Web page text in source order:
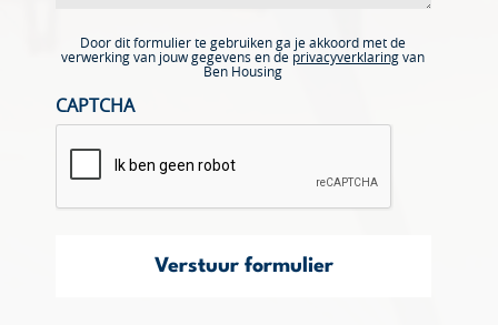
Door dit formulier te gebruiken ga je akkoord met de
verwerking van jouw gegevens en de privacyverklaring van
Ben Housing
CAPTCHA
Verstuur formulier